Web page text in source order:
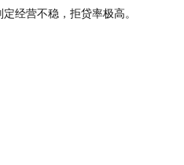
经营不稳，拒贷率极高。